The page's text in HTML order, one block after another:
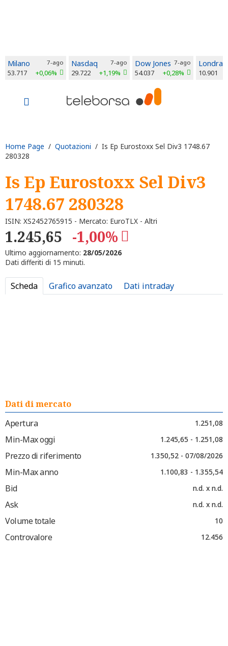
Milano 7-ago
53.717 +0,06%
Nasdaq 7-ago
29.722 +1,19%
Dow Jones 7-ago
54.037 +0,28%
Londra
10.901
Home Page / Quotazioni / Is Ep Eurostoxx Sel Div3 1748.67
280328
Is Ep Eurostoxx Sel Div3
1748.67 280328
ISIN: XS2452765915 - Mercato: EuroTLX - Altri
1.245,65 -1,00%
Ultimo aggiornamento: 28/05/2026
Dati differiti di 15 minuti.
Scheda Grafico avanzato Dati intraday
Dati di mercato
Apertura
1.251,08
Min-Max oggi 1.245,65 - 1.251,08
Prezzo di riferimento 1.350,52 - 07/08/2026
Min-Max anno 1.100,83 - 1.355,54
Bid n.d. x n.d.
Ask n.d. x n.d.
Volume totale 10
Controvalore 12.456